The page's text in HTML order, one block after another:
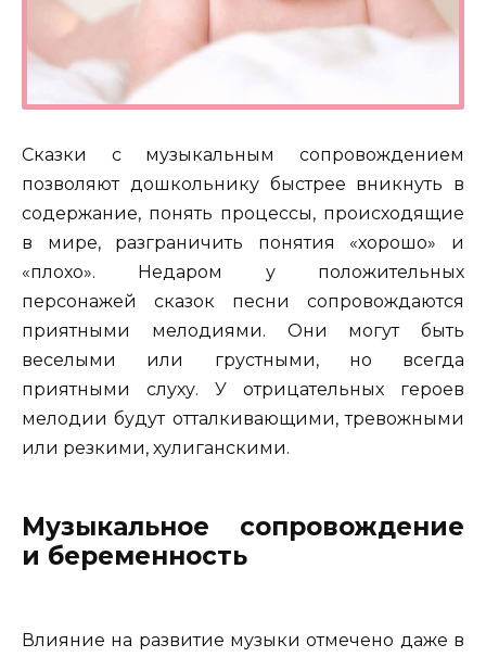
Сказки с музыкальным сопровождением
позволяют дошкольнику быстрее вникнуть в
содержание, понять процессы, происходящие
в мире, разграничить понятия «хорошо» и
«плохо». Недаром у положительных
персонажей сказок песни сопровождаются
приятными мелодиями. Они могут быть
веселыми или грустными, но всегда
приятными слуху. У отрицательных героев
мелодии будут отталкивающими, тревожными
или резкими, хулиганскими.
Музыкальное сопровождение
и беременность
Влияние на развитие музыки отмечено даже в